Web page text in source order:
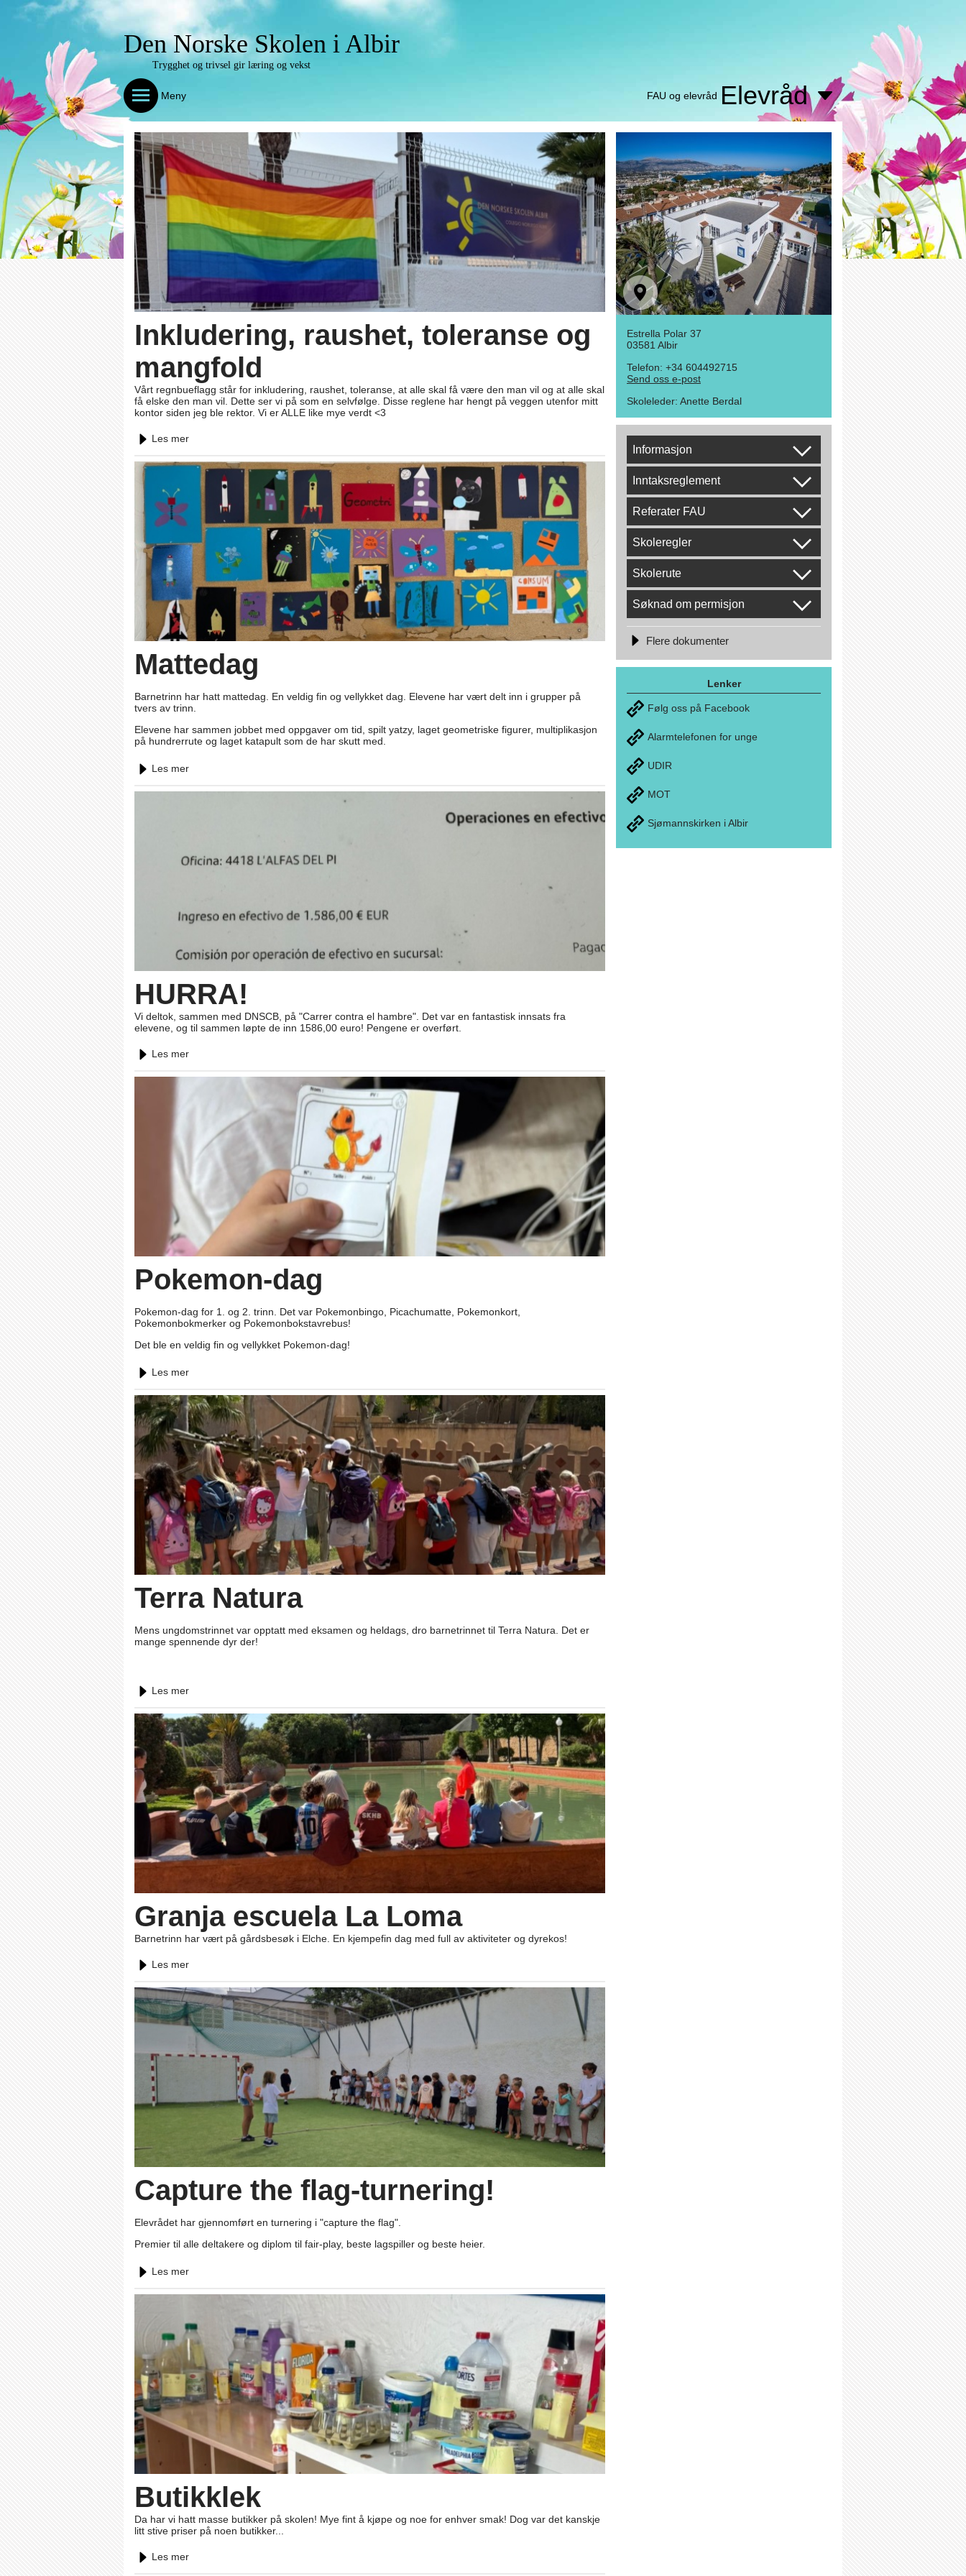
Den Norske Skolen i Albir
Trygghet og trivsel gir læring og vekst
Meny FAU og elevråd Elevråd
Estrella Polar 37
03581 Albir
Telefon: +34 604492715
Send oss e-post
Skoleleder: Anette Berdal
Informasjon
Inntaksreglement
Referater FAU
Skoleregler
Skolerute
Søknad om permisjon
Flere dokumenter
Lenker
Følg oss på Facebook
Alarmtelefonen for unge
UDIR
MOT
Sjømannskirken i Albir
Inkludering, raushet, toleranse og
mangfold
Vårt regnbueflagg står for inkludering, raushet, toleranse, at alle skal få være den man vil og at alle skal
få elske den man vil. Dette ser vi på som en selvfølge. Disse reglene har hengt på veggen utenfor mitt
kontor siden jeg ble rektor. Vi er ALLE like mye verdt <3
Les mer
Mattedag
Barnetrinn har hatt mattedag. En veldig fin og vellykket dag. Elevene har vært delt inn i grupper på
tvers av trinn.
Elevene har sammen jobbet med oppgaver om tid, spilt yatzy, laget geometriske figurer, multiplikasjon
på hundrerrute og laget katapult som de har skutt med.
Les mer
HURRA!
Vi deltok, sammen med DNSCB, på "Carrer contra el hambre". Det var en fantastisk innsats fra
elevene, og til sammen løpte de inn 1586,00 euro! Pengene er overført.
Les mer
Pokemon-dag
Pokemon-dag for 1. og 2. trinn. Det var Pokemonbingo, Picachumatte, Pokemonkort,
Pokemonbokmerker og Pokemonbokstavrebus!
Det ble en veldig fin og vellykket Pokemon-dag!
Les mer
Terra Natura
Mens ungdomstrinnet var opptatt med eksamen og heldags, dro barnetrinnet til Terra Natura. Det er
mange spennende dyr der!
Les mer
Granja escuela La Loma
Barnetrinn har vært på gårdsbesøk i Elche. En kjempefin dag med full av aktiviteter og dyrekos!
Les mer
Capture the flag-turnering!
Elevrådet har gjennomført en turnering i "capture the flag".
Premier til alle deltakere og diplom til fair-play, beste lagspiller og beste heier.
Les mer
Butikklek
Da har vi hatt masse butikker på skolen! Mye fint å kjøpe og noe for enhver smak! Dog var det kanskje
litt stive priser på noen butikker...
Les mer